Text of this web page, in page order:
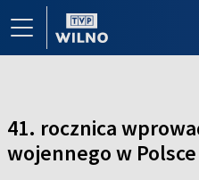
41. rocznica
wojennego w Polsce